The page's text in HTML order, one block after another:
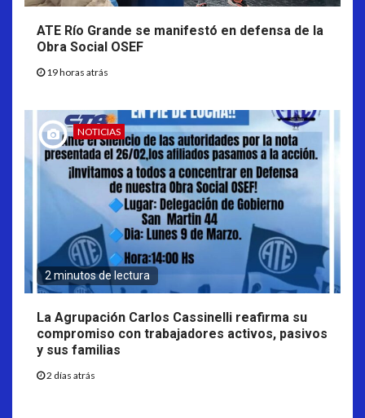
ATE Río Grande se manifestó en defensa de la
Obra Social OSEF
19 horas atrás
NOTICIAS
2 minutos de lectura
La Agrupación Carlos Cassinelli reafirma su
compromiso con trabajadores activos, pasivos
y sus familias
2 días atrás